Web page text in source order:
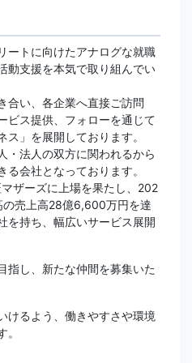
ートに向けたアナログな就職
動支援を本気で取り組んでい
合い、各企業へ直接ご訪問
ビス提供、フォローを通じて
ス」を展開しております。
・法人の双方に関われるから
る会社となっております。
ザーズに上場を果たし、202
の売上高28億6,600万円を達
を持ち、幅広いサービス展開
指し、新たな仲間を募集いた
けるよう、働きやすさや環境